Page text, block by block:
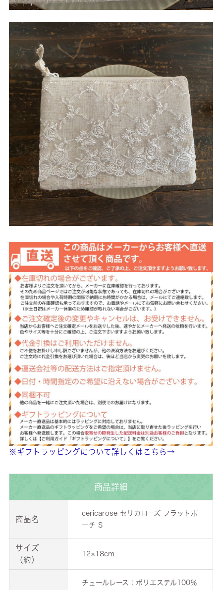
※ギフトラッピングについて詳しくはこちら→
商品詳細
商品名
cericarose セリカローズ フラットポ
ーチ S
サイズ
（約）
12×18cm
チュールレース：ポリエステル100％